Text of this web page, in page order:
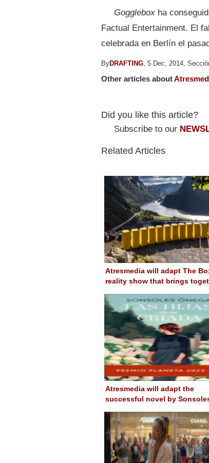
Gogglebox ha
Factual Entertainment. El
celebrada en Berlín el
ByDRAFTING , 5 Dec, 2014,
Other articles about
Did you like this article?
Subscribe to our
Related Articles
Atresmedia will adapt The
reality show that brings
Atresmedia will adapt the
successful novel by